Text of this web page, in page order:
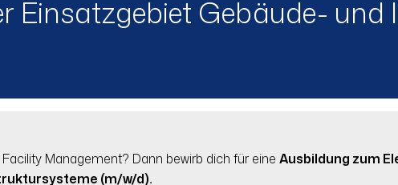
Einsatzgebiet Gebäude-
Management? Dann bewirb dich für eine Ausbildung zum
(m/w/d).